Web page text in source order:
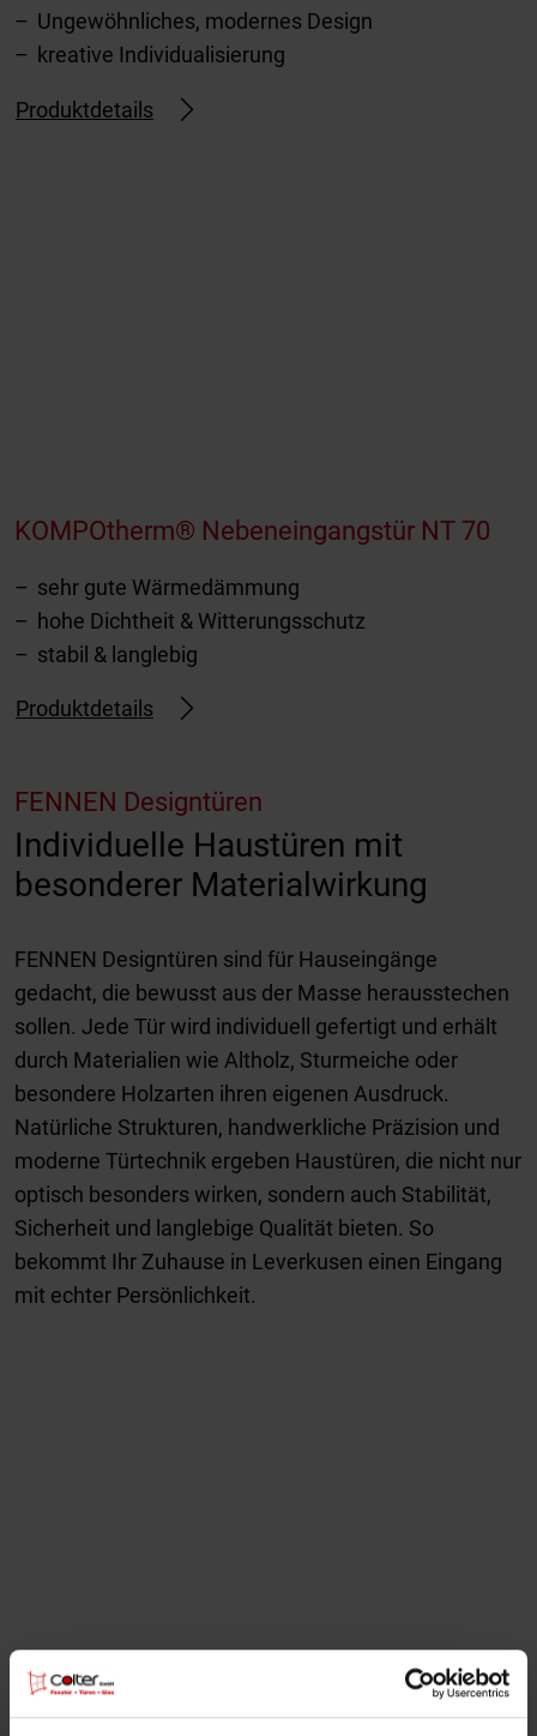
Ungewöhnliches, modernes Design
kreative Individualisierung
Produktdetails
KOMPOtherm® Nebeneingangstür NT 70
sehr gute Wärmedämmung
hohe Dichtheit & Witterungsschutz
stabil & langlebig
Produktdetails
FENNEN Designtüren
Individuelle Haustüren mit
besonderer Materialwirkung
FENNEN Designtüren sind für Hauseingänge
gedacht, die bewusst aus der Masse herausstechen
sollen. Jede Tür wird individuell gefertigt und erhält
durch Materialien wie Altholz, Sturmeiche oder
besondere Holzarten ihren eigenen Ausdruck.
Natürliche Strukturen, handwerkliche Präzision und
moderne Türtechnik ergeben Haustüren, die nicht nur
optisch besonders wirken, sondern auch Stabilität,
Sicherheit und langlebige Qualität bieten. So
bekommt Ihr Zuhause in Leverkusen einen Eingang
mit echter Persönlichkeit.
FENNEN Shou Sugi Ban